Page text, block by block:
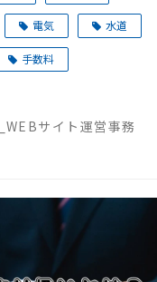
電気 水道
手数料
サイト運営事務